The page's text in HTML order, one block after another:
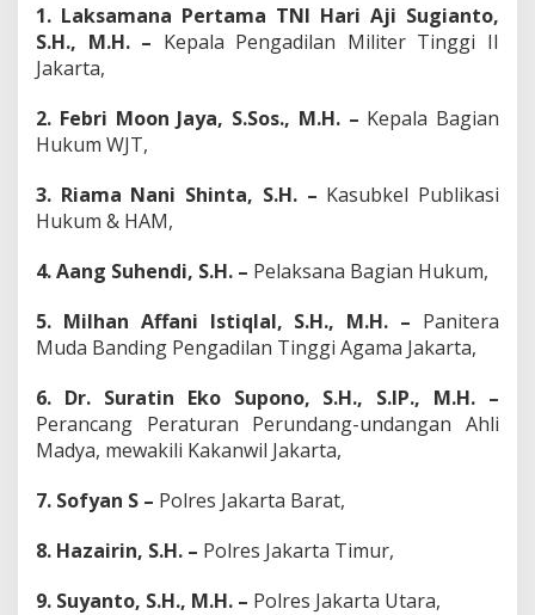
1. Laksamana Pertama TNI Hari Aji Sugianto,
S.H., M.H. – Kepala Pengadilan Militer Tinggi II
Jakarta,
2. Febri Moon Jaya, S.Sos., M.H. – Kepala Bagian
Hukum WJT,
3. Riama Nani Shinta, S.H. – Kasubkel Publikasi
Hukum & HAM,
4. Aang Suhendi, S.H. – Pelaksana Bagian Hukum,
5. Milhan Affani Istiqlal, S.H., M.H. – Panitera
Muda Banding Pengadilan Tinggi Agama Jakarta,
6. Dr. Suratin Eko Supono, S.H., S.IP., M.H. –
Perancang Peraturan Perundang-undangan Ahli
Madya, mewakili Kakanwil Jakarta,
7. Sofyan S – Polres Jakarta Barat,
8. Hazairin, S.H. – Polres Jakarta Timur,
9. Suyanto, S.H., M.H. – Polres Jakarta Utara,